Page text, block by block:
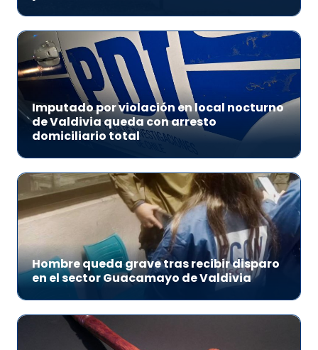
Imputado por violación en local nocturno
de Valdivia queda con arresto
domiciliario total
Hombre queda grave tras recibir disparo
en el sector Guacamayo de Valdivia